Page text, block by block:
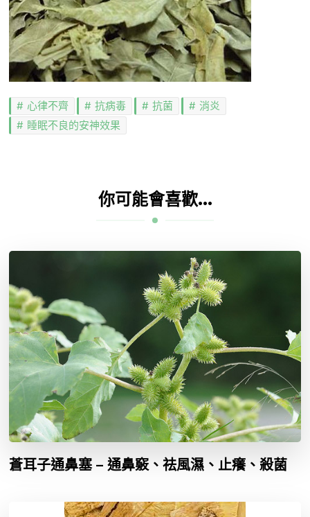
心律不齊 抗病毒 抗菌
消炎
睡眠不良的安神效果
你可能會喜歡...
蒼耳子通鼻塞 – 通鼻竅、祛風濕、止癢、殺菌